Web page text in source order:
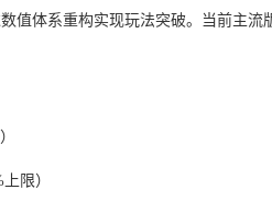
值体系重构实现玩法突破。当前主流
限）